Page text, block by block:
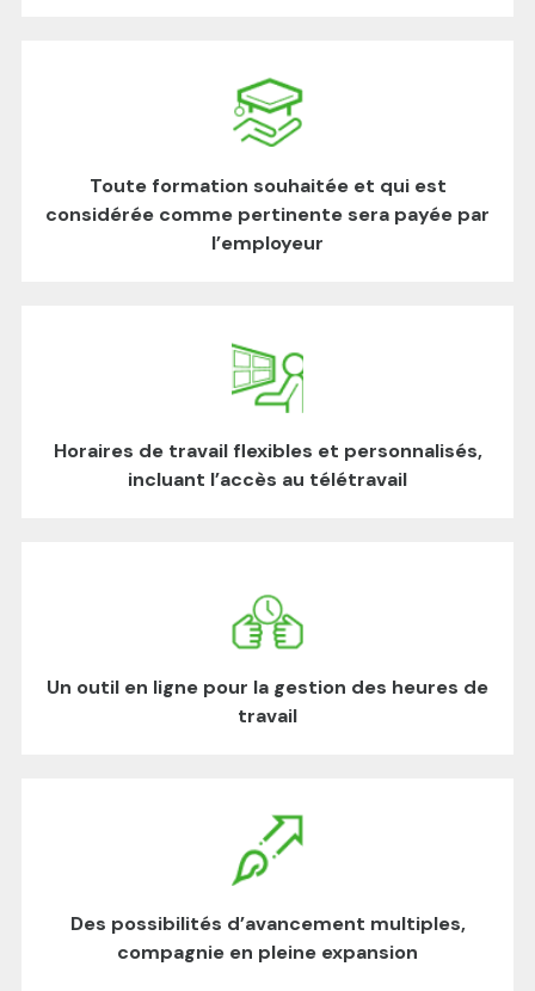
Toute formation souhaitée et qui est
considérée comme pertinente sera payée par
l’employeur
Horaires de travail flexibles et personnalisés,
incluant l’accès au télétravail
Un outil en ligne pour la gestion des heures de
travail
Des possibilités d’avancement multiples,
compagnie en pleine expansion